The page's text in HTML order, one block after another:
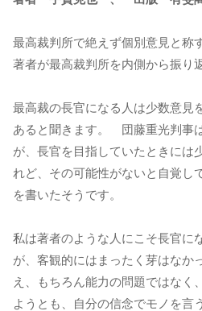
最高裁判所で絶えず個別意見と称
著者が最高裁判所を内側から振り
最高裁の長官になる人は少数意見
あると聞きます。 団藤重光判事
が、長官を目指していたときには
れど、その可能性がないと自覚し
を書いたそうです。
私は著者のような人にこそ長官に
が、客観的にはまったく芽はな
え、もちろん能力の問題ではなく
ようとも、自分の信念でモノを言